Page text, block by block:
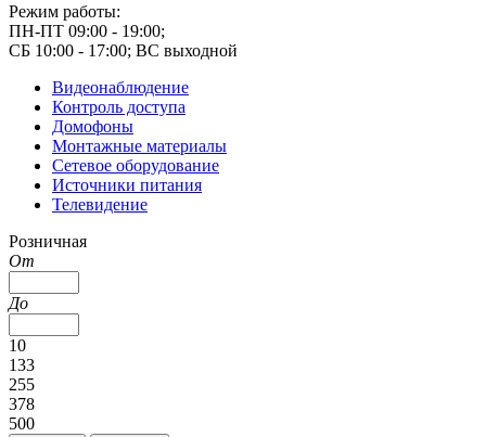
Режим работы:
ПН-ПТ 09:00 - 19:00;
СБ 10:00 - 17:00; ВС выходной
Видеонаблюдение
Контроль доступа
Домофоны
Монтажные материалы
Сетевое оборудование
Источники питания
Телевидение
Розничная
От
До
10
133
255
378
500